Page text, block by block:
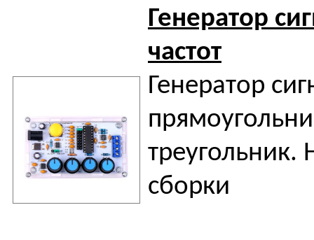
Генератор
частот
Генератор
треугольник.
сборки